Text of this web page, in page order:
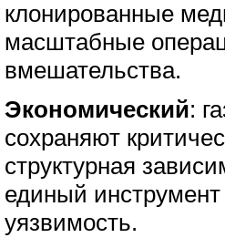
клонированные
масштабные
вмешательства.
Экономический:
сохраняют
структурная
единый
уязвимость.